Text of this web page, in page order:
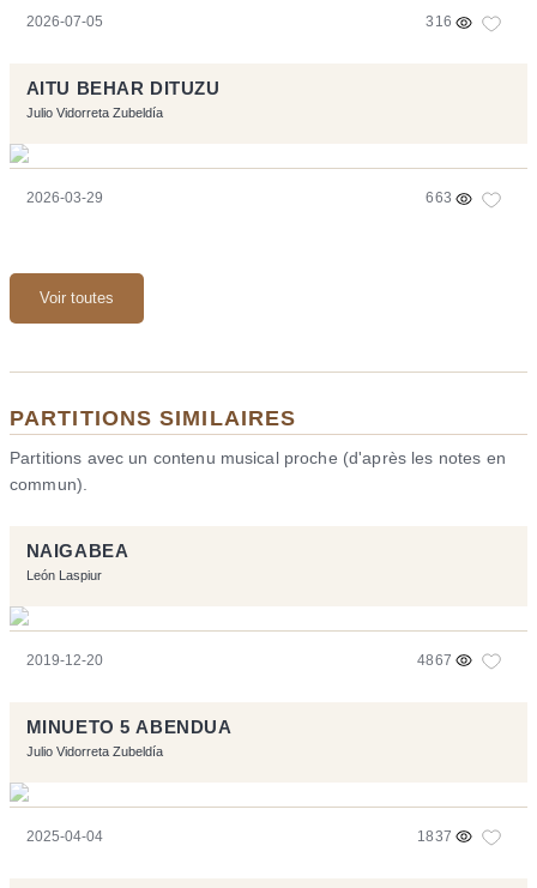
2026-07-05 316
AITU BEHAR DITUZU
Julio Vidorreta Zubeldía
2026-03-29 663
Voir toutes
PARTITIONS SIMILAIRES
Partitions avec un contenu musical proche (d'après les notes en
commun).
NAIGABEA
León Laspiur
2019-12-20 4867
MINUETO 5 ABENDUA
Julio Vidorreta Zubeldía
2025-04-04 1837